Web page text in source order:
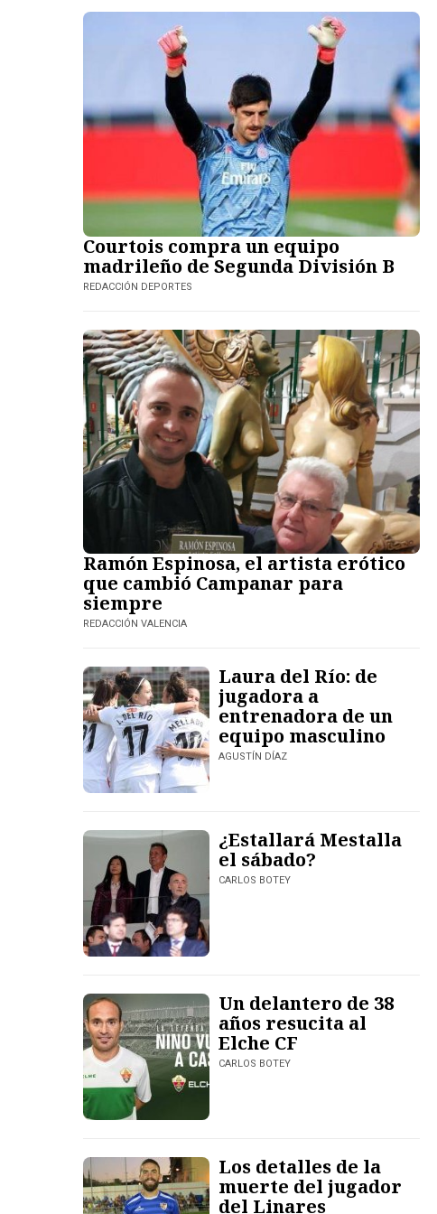
Courtois compra un equipo
madrileño de Segunda División B
REDACCIÓN DEPORTES
Ramón Espinosa, el artista erótico
que cambió Campanar para
siempre
REDACCIÓN VALENCIA
Laura del Río: de
jugadora a
entrenadora de un
equipo masculino
AGUSTÍN DÍAZ
¿Estallará Mestalla
el sábado?
CARLOS BOTEY
Un delantero de 38
años resucita al
Elche CF
CARLOS BOTEY
Los detalles de la
muerte del jugador
del Linares